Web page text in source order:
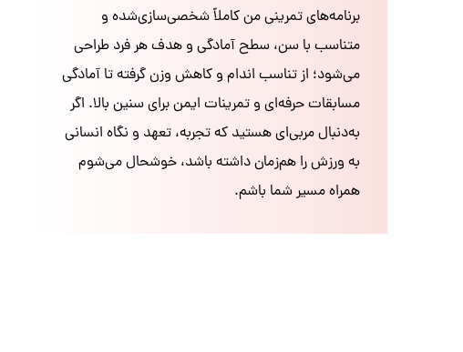
برنامه‌های تمرینی من کاملاً شخصی‌سازی‌شده و
متناسب با سن، سطح آمادگی و هدف هر فرد طراحی
می‌شود؛ از تناسب اندام و کاهش وزن گرفته تا آمادگی
مسابقات حرفه‌ای و تمرینات ایمن برای سنین بالا. اگر
به‌دنبال مربی‌ای هستید که تجربه، تعهد و نگاه انسانی
به ورزش را هم‌زمان داشته باشد، خوشحال می‌شوم
همراه مسیر شما باشم.